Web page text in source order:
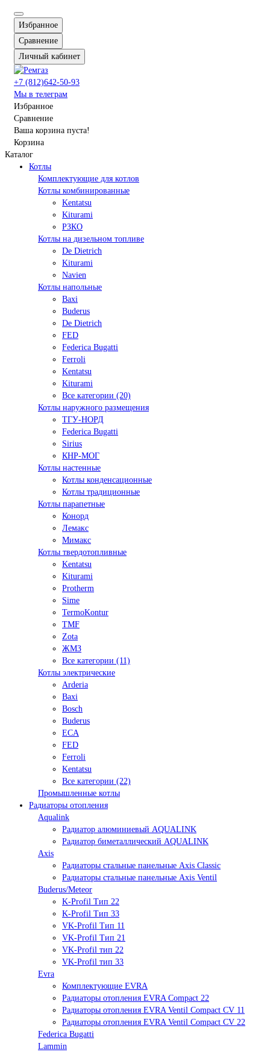
Избранное
Сравнение
Личный кабинет
+7 (812)642-50-93
Мы в телеграм
Избранное
Сравнение
Ваша корзина пуста!
Корзина
Каталог
Котлы
Комплектующие для котлов
Котлы комбинированные
Kentatsu
Kiturami
РЗКО
Котлы на дизельном топливе
De Dietrich
Kiturami
Navien
Котлы напольные
Baxi
Buderus
De Dietrich
FED
Federica Bugatti
Ferroli
Kentatsu
Kiturami
Все категории (20)
Котлы наружного размещения
ТГУ-НОРД
Federica Bugatti
Sirius
КНР-МОГ
Котлы настенные
Котлы конденсационные
Котлы традиционные
Котлы парапетные
Конорд
Лемакс
Мимакс
Котлы твердотопливные
Kentatsu
Kiturami
Protherm
Sime
TermoKontur
TMF
Zota
ЖМЗ
Все категории (11)
Котлы электрические
Arderia
Baxi
Bosch
Buderus
ECA
FED
Ferroli
Kentatsu
Все категории (22)
Промышленные котлы
Радиаторы отопления
Aqualink
Радиатор алюминиевый AQUALINK
Радиатор биметаллический AQUALINK
Axis
Радиаторы стальные панельные Axis Classic
Радиаторы стальные панельные Axis Ventil
Buderus/Meteor
K-Profil Тип 22
K-Profil Тип 33
VK-Profil Тип 11
VK-Profil Тип 21
VK-Profil тип 22
VK-Profil тип 33
Evra
Комплектующие EVRA
Радиаторы отопления EVRA Compact 22
Радиаторы отопления EVRA Ventil Compact CV 11
Радиаторы отопления EVRA Ventil Compact CV 22
Federica Bugatti
Lammin